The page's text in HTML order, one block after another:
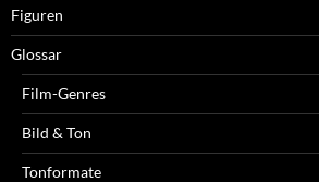
Figuren
Glossar
Film-Genres
Bild & Ton
Tonformate